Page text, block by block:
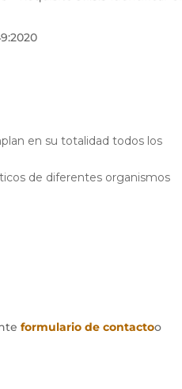
en su totalidad todos los
de diferentes organismos
formulario de contactoo